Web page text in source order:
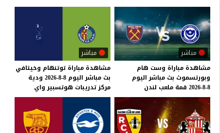
مباشر
مشاهدة مباراة وست هام
وبورتسموث بث مباشر اليوم
8-8-2026
قمة ملعب لندن
مباشر
مشاهدة مباراة توتنهام وخيتافي
بث مباشر اليوم 8-8-2026
ودية
مركزتدريبات هوتسبير واي